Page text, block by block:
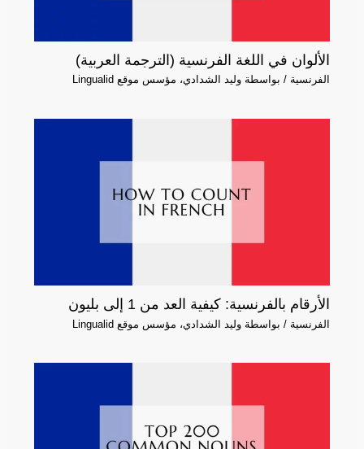
الألوان في اللغة الفرنسية (الترجمة العربية)
الفرنسية / بواسطة وليد الشدادي، مؤسس موقع Lingualid
الأرقام بالفرنسية: كيفية العد من 1 إلى بليون
الفرنسية / بواسطة وليد الشدادي، مؤسس موقع Lingualid